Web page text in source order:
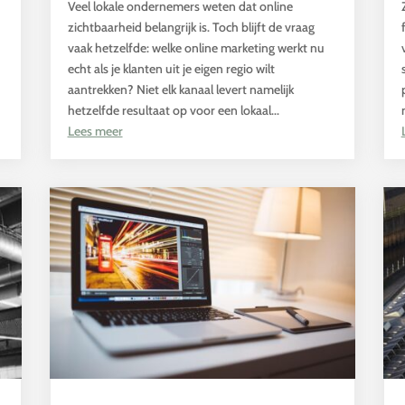
Veel lokale ondernemers weten dat online
zichtbaarheid belangrijk is. Toch blijft de vraag
vaak hetzelfde: welke online marketing werkt nu
echt als je klanten uit je eigen regio wilt
aantrekken? Niet elk kanaal levert namelijk
hetzelfde resultaat op voor een lokaal...
Lees meer